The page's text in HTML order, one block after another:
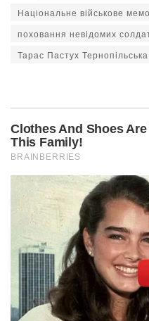
Національне військове
поховання невідомих
Тарас Пастух